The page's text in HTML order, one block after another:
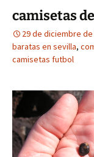
camisetas
29 de diciembre de
baratas en sevilla,
camisetas futbol